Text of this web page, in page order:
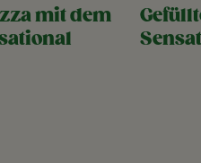
mit dem